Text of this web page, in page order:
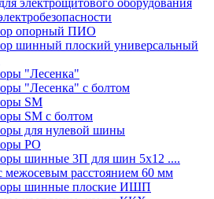
электрощитового оборудования
опорный ПИО
шинный плоский универсальный
"Лесенка"
"Лесенка" с болтом
SM
SM c болтом
для нулевой шины
РО
шинные 3П для шин 5х12 ....
межосевым расстоянием 60 мм
шинные плоские ИШП